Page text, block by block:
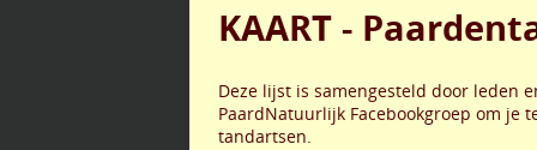
KAART -
Deze lijst is samengesteld door leden
PaardNatuurlijk Facebookgroep om je
tandartsen.